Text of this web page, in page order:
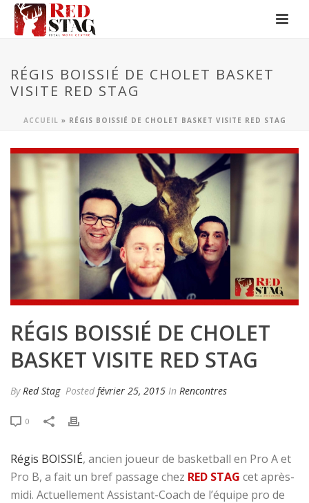
RÉGIS BOISSIÉ DE CHOLET BASKET
VISITE RED STAG
ACCUEIL » RÉGIS BOISSIÉ DE CHOLET BASKET VISITE RED STAG
RÉGIS BOISSIÉ DE CHOLET
BASKET VISITE RED STAG
By Red Stag Posted février 25, 2015 In Rencontres
0
Régis BOISSIÉ, ancien joueur de basketball en Pro A et
Pro B, a fait un bref passage chez RED STAG cet après-
midi. Actuellement Assistant-Coach de l’équipe pro de